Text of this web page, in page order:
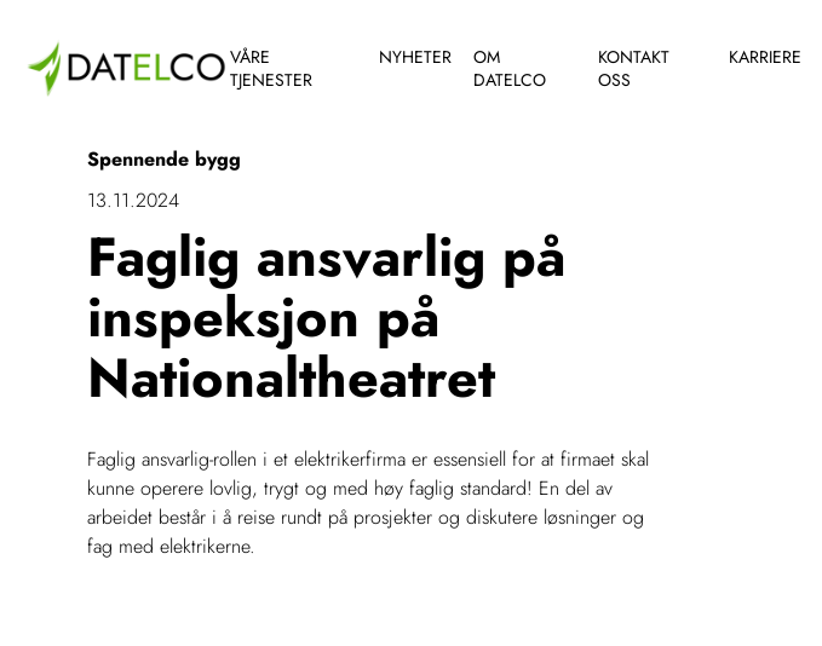
VÅRE
TJENESTER
NYHETER
OM
DATELCO
KONTAKT
OSS
KARRIERE
Spennende bygg
13.11.2024
Faglig ansvarlig på
inspeksjon på
Nationaltheatret
Faglig ansvarlig-rollen i et elektrikerfirma er essensiell for at firmaet skal
kunne operere lovlig, trygt og med høy faglig standard! En del av
arbeidet består i å reise rundt på prosjekter og diskutere løsninger og
fag med elektrikerne.